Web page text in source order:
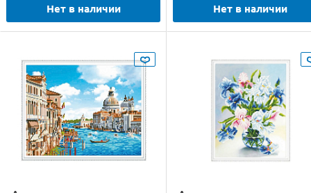
Нет в наличии Нет в наличии